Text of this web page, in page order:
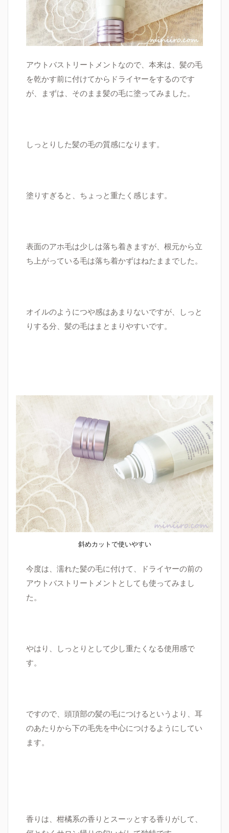
アウトバストリートメントなので、本来は、 髪の毛
を乾かす前に付けてからドライヤーをするのです
が、まずは、そのまま髪の毛に塗ってみました。
しっとりした髪の毛の質感になります。
塗りすぎると、ちょっと重たく感じます。
表面のアホ毛は少しは落ち着きますが、根元から立
ち上がっている毛は落ち着かずはねたままでした。
オイルのようにつや感はあまりないですが、しっと
りする分、髪の毛はまとまりやすいです。
斜めカットで使いやすい
今度は、濡れた髪の毛に付けて、ドライヤーの前の
アウトバストリートメントとしても使ってみまし
た。
やはり、しっとりとして少し重たくなる使用感で
す。
ですので、頭頂部の髪の毛につけるというより、耳
のあたりから下の毛先を中心につけるようにしてい
ます。
香りは、柑橘系の香りとスーッとする香りがして、